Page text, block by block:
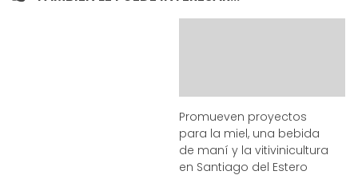
Promueven proyectos
para la miel, una bebida
de maní y la vitivinicultura
en Santiago del Estero